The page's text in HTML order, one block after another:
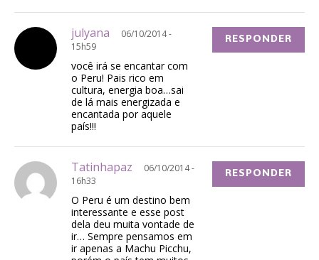
julyana
06/10/2014 -
15h59
você irá se encantar com
o Peru! Pais rico em
cultura, energia boa…sai
de lá mais energizada e
encantada por aquele
país!!!
RESPONDER
Tatinhapaz
06/10/2014 -
16h33
O Peru é um destino bem
interessante e esse post
dela deu muita vontade de
ir… Sempre pensamos em
ir apenas a Machu Picchu,
RESPONDER